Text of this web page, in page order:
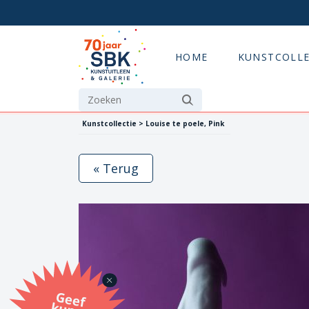
HOME
Kunstcollectie > Louise te poele, Pink
G
eef
u
n
st
a
d
o
m
et
e SB
K
u
n
stb
o
n
« Terug